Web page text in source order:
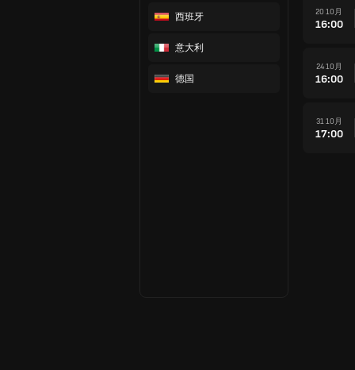
西班牙
意大利
德国
20 10月
16:00
24 10月
16:00
31 10月
17:00